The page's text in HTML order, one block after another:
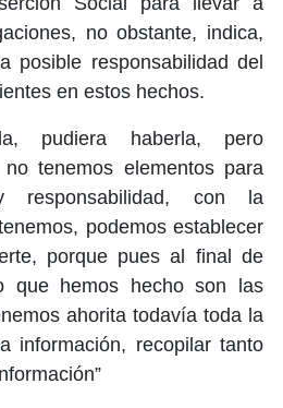
no obstante, indica,
posible responsabilidad del
en estos hechos.
pudiera haberla, pero
tenemos elementos para
responsabilidad, con la
podemos establecer
porque pues al final de
que hemos hecho son las
ahorita todavía toda la
información, recopilar tanto